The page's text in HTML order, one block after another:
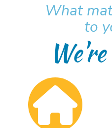
What
to